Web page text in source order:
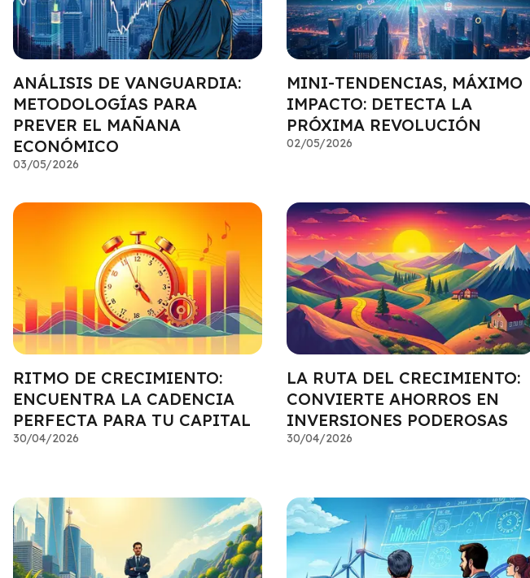
ANÁLISIS DE VANGUARDIA:
METODOLOGÍAS PARA
PREVER EL MAÑANA
ECONÓMICO
03/05/2026
MINI-TENDENCIAS, MÁXIMO
IMPACTO: DETECTA LA
PRÓXIMA REVOLUCIÓN
02/05/2026
RITMO DE CRECIMIENTO:
ENCUENTRA LA CADENCIA
PERFECTA PARA TU CAPITAL
30/04/2026
LA RUTA DEL CRECIMIENTO:
CONVIERTE AHORROS EN
INVERSIONES PODEROSAS
30/04/2026